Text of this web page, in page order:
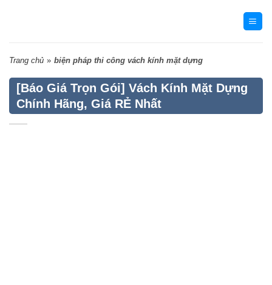
Trang chủ » biện pháp thi công vách kính mặt dựng
[Báo Giá Trọn Gói] Vách Kính Mặt Dựng
Chính Hãng, Giá RẺ Nhất